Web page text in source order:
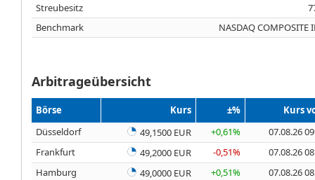
Streubesitz
Benchmark
NASDAQ COMPOSITE
Arbitrageübersicht
Börse Kurs ±%
Kurs
Düsseldorf
49,1500 EUR +0,61%
07.08.26
Frankfurt
49,2000 EUR -0,51%
07.08.26
Hamburg
49,0000 EUR +0,51%
07.08.26